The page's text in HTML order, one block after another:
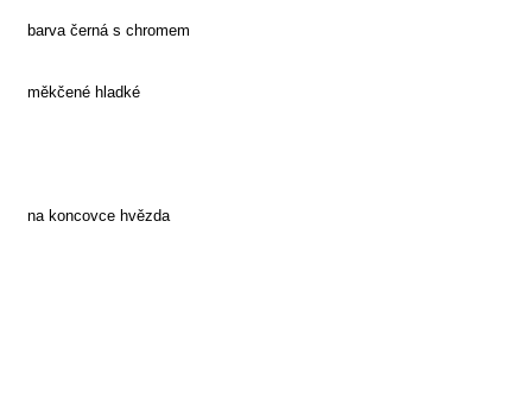
barva černá s chromem
měkčené hladké
na koncovce hvězda